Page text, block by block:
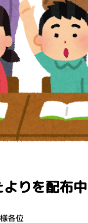
りを配布
各位